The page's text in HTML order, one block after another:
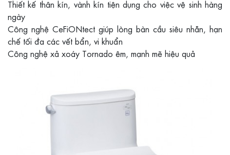
Thiết kế thân kín, vành kín tiện dụng cho việc vệ sinh hàng
ngày
Công nghệ CeFiONtect giúp lòng bàn cầu siêu nhẵn, hạn
chế tối đa các vết bẩn, vi khuẩn
Công nghệ xả xoáy Tornado êm, mạnh mẽ hiệu quả